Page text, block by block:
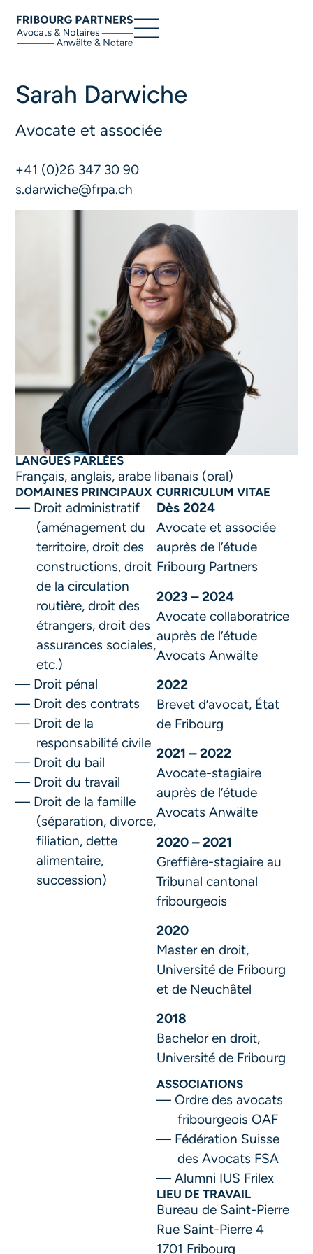
Sarah Darwiche
Avocate et associée
+41 (0)26 347 30 90
s.darwiche@frpa.ch
LANGUES PARLÉES
Français, anglais, arabe libanais (oral)
DOMAINES PRINCIPAUX
Droit administratif
(aménagement du
territoire, droit des
constructions, droit
de la circulation
routière, droit des
étrangers, droit des
assurances sociales,
etc.)
Droit pénal
Droit des contrats
Droit de la
responsabilité civile
Droit du bail
Droit du travail
Droit de la famille
(séparation, divorce,
filiation, dette
alimentaire,
succession)
CURRICULUM VITAE
Dès 2024
Avocate et associée
auprès de l’étude
Fribourg Partners
2023 – 2024
Avocate collaboratrice
auprès de l’étude
Avocats Anwälte
2022
Brevet d’avocat, État
de Fribourg
2021 – 2022
Avocate-stagiaire
auprès de l’étude
Avocats Anwälte
2020 – 2021
Greffière-stagiaire au
Tribunal cantonal
fribourgeois
2020
Master en droit,
Université de Fribourg
et de Neuchâtel
2018
Bachelor en droit,
Université de Fribourg
ASSOCIATIONS
Ordre des avocats
fribourgeois OAF
Fédération Suisse
des Avocats FSA
Alumni IUS Frilex
LIEU DE TRAVAIL
Bureau de Saint-Pierre
Rue Saint-Pierre 4
1701 Fribourg